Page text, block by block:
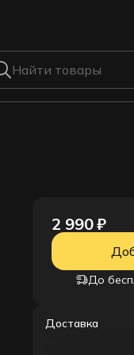
2 990 ₽
До
Доставка